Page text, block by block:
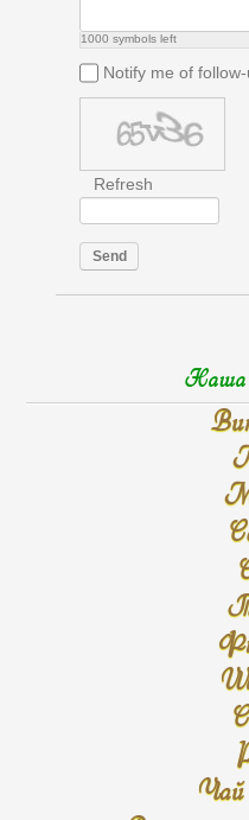
1000 symbols left
Notify me of
Refresh
Send
Наша
Чай